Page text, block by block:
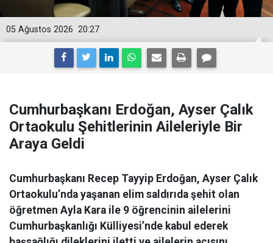
20:27
05 Ağustos 2026
Cumhurbaşkanı Erdoğan, Ayser Çalık
Ortaokulu Şehitlerinin Aileleriyle Bir
Araya Geldi
Cumhurbaşkanı Recep Tayyip Erdoğan, Ayser Çalık
Ortaokulu’nda yaşanan elim saldırıda şehit olan
öğretmen Ayla Kara ile 9 öğrencinin ailelerini
Cumhurbaşkanlığı Külliyesi’nde kabul ederek